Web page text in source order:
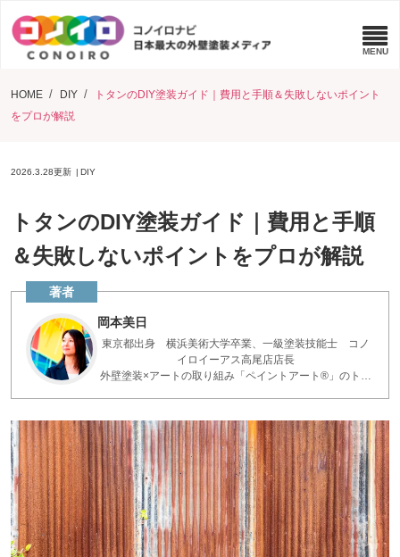
HOME DIY
トタンのDIY塗装ガイド｜費用と手順＆失敗しないポイント
をプロが解説
2026.3.28更新 DIY
トタンのDIY塗装ガイド｜費用と手順
＆失敗しないポイントをプロが解説
岡本美日
東京都出身 横浜美術大学卒業、一級塗装技能士 コノ
イロイーアス高尾店店長
外壁塗装×アートの取り組み「ペイントアート®」のトッ
職人としての目線、またアートを学んだ者としての目線
で、お客様に役立つ情報をお届けします！